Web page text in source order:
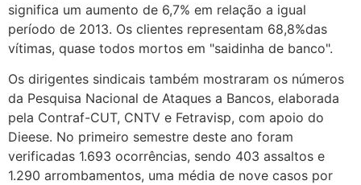
significa um aumento de 6,7% em relação a igual
período de 2013. Os clientes representam 68,8%das
vítimas, quase todos mortos em "saidinha de banco".
Os dirigentes sindicais também mostraram os números
da Pesquisa Nacional de Ataques a Bancos, elaborada
pela Contraf-CUT, CNTV e Fetravisp, com apoio do
Dieese. No primeiro semestre deste ano foram
verificadas 1.693 ocorrências, sendo 403 assaltos e
1.290 arrombamentos, uma média de nove casos por